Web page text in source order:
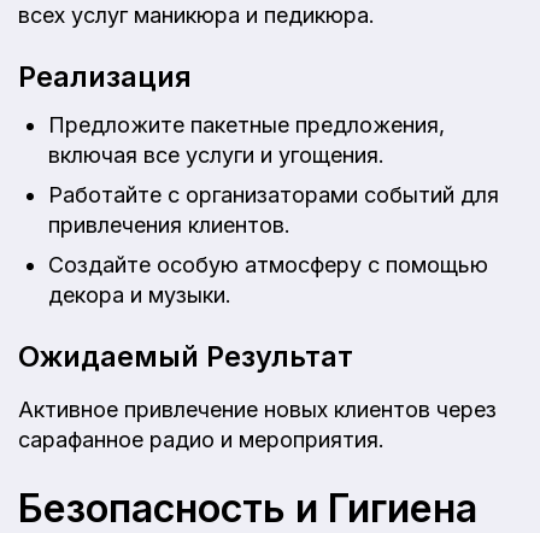
всех услуг маникюра и педикюра.
Реализация
Предложите пакетные предложения,
включая все услуги и угощения.
Работайте с организаторами событий для
привлечения клиентов.
Создайте особую атмосферу с помощью
декора и музыки.
Ожидаемый Результат
Активное привлечение новых клиентов через
сарафанное радио и мероприятия.
Безопасность и Гигиена